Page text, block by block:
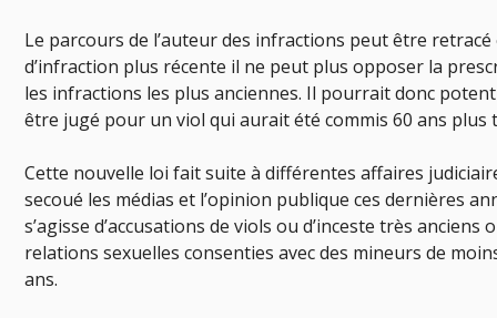
Le parcours de l’auteur des infractions peut être retracé
d’infraction plus récente il ne peut plus opposer la
les infractions les plus anciennes. Il pourrait donc
être jugé pour un viol qui aurait été commis 60 ans plus
Cette nouvelle loi fait suite à différentes affaires
secoué les médias et l’opinion publique ces dernières
s’agisse d’accusations de viols ou d’inceste très anciens
relations sexuelles consenties avec des mineurs de
ans.